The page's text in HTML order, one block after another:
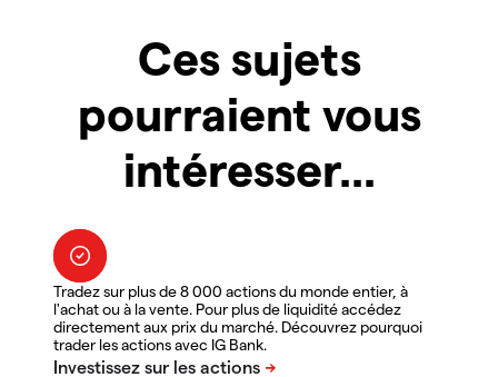
Ces sujets
pourraient vous
intéresser...
Tradez sur plus de 8 000 actions du monde entier, à
l'achat ou à la vente. Pour plus de liquidité accédez
directement aux prix du marché. Découvrez pourquoi
trader les actions avec IG Bank.